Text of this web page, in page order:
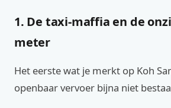
1. De taxi-maffia en de
meter
Het eerste wat je merkt op Koh
openbaar vervoer bijna niet